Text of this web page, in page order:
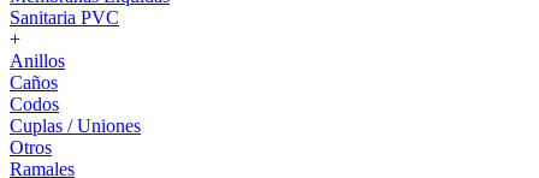
Sanitaria PVC
+
Anillos
Caños
Codos
Cuplas / Uniones
Otros
Ramales